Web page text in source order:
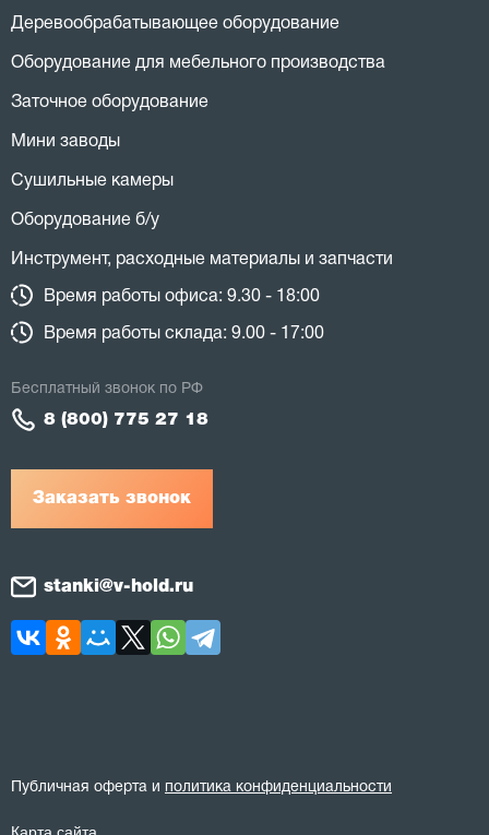
Деревообрабатывающее оборудование
Оборудование для мебельного производства
Заточное оборудование
Мини заводы
Сушильные камеры
Оборудование б/у
Инструмент, расходные материалы и запчасти
Время работы офиса: 9.30 - 18:00
Время работы склада: 9.00 - 17:00
Заказать звонок
Бесплатный звонок по РФ
8 (800) 775 27 18
stanki@v-hold.ru
Публичная оферта и политика конфиденциальности